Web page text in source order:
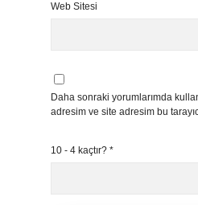
Web Sitesi
Daha sonraki yorumlarımda
adresim ve site adresim bu
10 - 4 kaçtır? *